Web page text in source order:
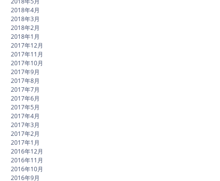
2018年4月
2018年3月
2018年2月
2018年1月
2017年12月
2017年11月
2017年10月
2017年9月
2017年8月
2017年7月
2017年6月
2017年5月
2017年4月
2017年3月
2017年2月
2017年1月
2016年12月
2016年11月
2016年10月
2016年9月